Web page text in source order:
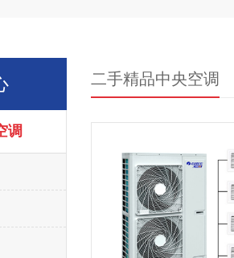
调
二手精品中央空调